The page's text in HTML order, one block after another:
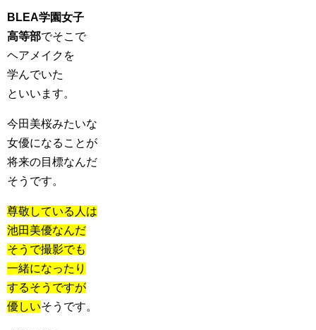
BLEA学園女子
高等部でそこで
ヘアメイクを
学んでいた
といいます。
今田美桜みたいな
女優になることが
将来の目標なんだ
そうです。
尊敬している人は
池田美優なんだ
そうで撮影でも
一緒になったり
するそうですが
優しいそうです。